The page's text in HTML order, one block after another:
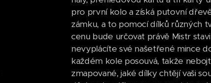
pro první kolo a získá putovní
zámku, a to pomocí dílků různých
cenu bude určovat právě Mistr
nevyplácíte své našetřené mince
každém kole posouvá, takže
zmapované, jaké dílky chtějí vaši